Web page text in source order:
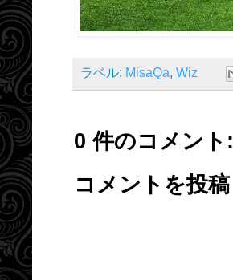
ラベル: MisaQa, Wiz
0 件のコメント:
コメントを投稿